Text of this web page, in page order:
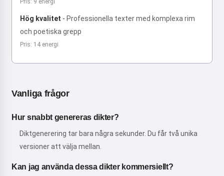
Pris: 9 energi
Hög kvalitet - Professionella texter med komplexa rim
och poetiska grepp
Pris: 14 energi
Vanliga frågor
Hur snabbt genereras dikter?
Diktgenerering tar bara några sekunder. Du får två unika
versioner att välja mellan.
Kan jag använda dessa dikter kommersiellt?